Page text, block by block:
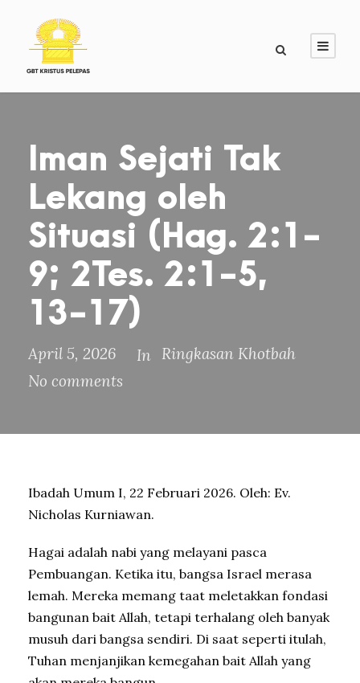
Iman Sejati Tak
Lekang oleh
Situasi (Hag. 2:1-
9; 2Tes. 2:1-5,
13-17)
April 5, 2026 In
Ringkasan Khotbah
No comments
Ibadah Umum I, 22 Februari 2026. Oleh: Ev.
Nicholas Kurniawan.
Hagai adalah nabi yang melayani pasca
Pembuangan. Ketika itu, bangsa Israel merasa
lemah. Mereka memang taat meletakkan fondasi
bangunan bait Allah, tetapi terhalang oleh banyak
musuh dari bangsa sendiri. Di saat seperti itulah,
Tuhan menjanjikan kemegahan bait Allah yang